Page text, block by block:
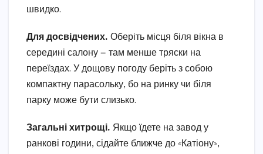
швидко.
Для досвідчених. Оберіть місця біля вікна в
середині салону — там менше тряски на
переїздах. У дощову погоду беріть з собою
компактну парасольку, бо на ринку чи біля
парку може бути слизько.
Загальні хитрощі. Якщо їдете на завод у
ранкові години, сідайте ближче до «Катіону»,